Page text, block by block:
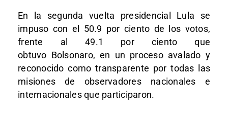
En la segunda vuelta presidencial Lula se
impuso con el 50.9 por ciento de los votos,
frente al 49.1 por ciento que
obtuvo Bolsonaro, en un proceso avalado y
reconocido como transparente por todas las
misiones de observadores nacionales e
internacionales que participaron.